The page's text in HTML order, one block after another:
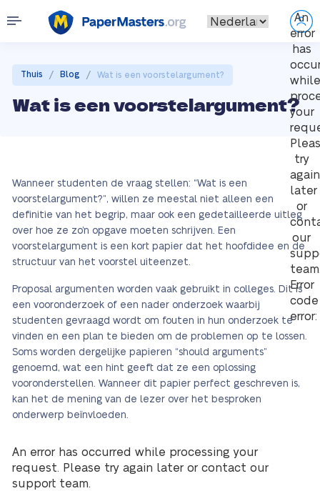
An
error
has
while
your
try
again
later
or
our
Error
code
error:
Thuis / Blog / Wat is een voorstelargument?
Wat is een voorstelargument?
Wanneer studenten de vraag stellen: “Wat is een
voorstelargument?”, willen ze meestal niet alleen een
definitie van het begrip, maar ook een gedetailleerde uitleg
over hoe ze zo’n opgave moeten schrijven. Een
voorstelargument is een kort papier dat het hoofdidee en de
structuur van het voorstel uiteenzet.
Proposal argumenten worden vaak gebruikt in colleges. Dit is
een vooronderzoek of een nader onderzoek waarbij
studenten gevraagd wordt om fouten in hun onderzoek te
vinden en een plan te bieden om de problemen op te lossen.
Soms worden dergelijke papieren “should arguments”
genoemd, wat een hint geeft dat ze een oplossing
vooronderstellen. Wanneer dit papier perfect geschreven is,
kan het de mening van de lezer over het besproken
onderwerp beïnvloeden.
An error has occurred while processing your
request. Please try again later or contact our
support team.